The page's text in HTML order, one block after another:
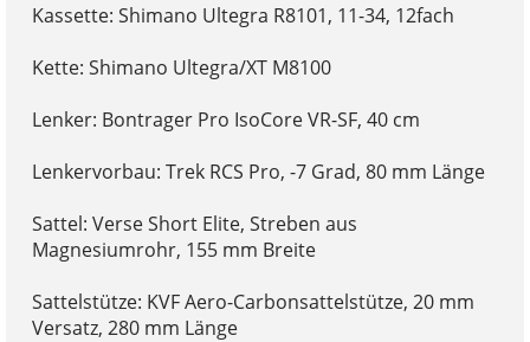
Kassette: Shimano Ultegra R8101, 11-34, 12fach
Kette: Shimano Ultegra/XT M8100
Lenker: Bontrager Pro IsoCore VR-SF, 40 cm
Lenkervorbau: Trek RCS Pro, -7 Grad, 80 mm Länge
Sattel: Verse Short Elite, Streben aus
Magnesiumrohr, 155 mm Breite
Sattelstütze: KVF Aero-Carbonsattelstütze, 20 mm
Versatz, 280 mm Länge